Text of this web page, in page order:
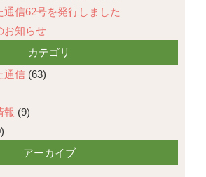
通信62号を発行しました
お知らせ
カテゴリ
通信 (63)
報 (9)
アーカイブ